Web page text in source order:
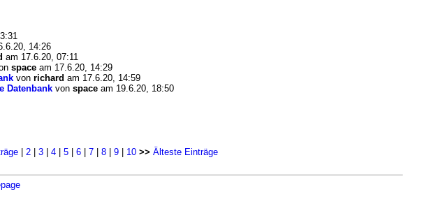
14:26
am 17.6.20, 07:11
space am 17.6.20, 14:29
von richard am 17.6.20, 14:59
Datenbank von space am 19.6.20, 18:50
2 3 4 5 6 7 8 9 10 >> Älteste Einträge